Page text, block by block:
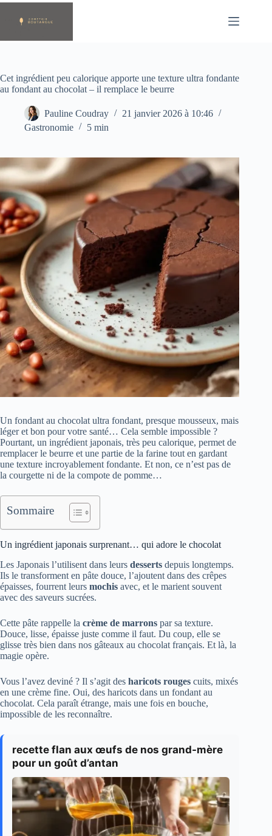
Passer
contenu
Cet ingrédient peu calorique apporte une texture ultra fondante
au fondant au chocolat – il remplace le beurre
Pauline Coudray
21 janvier 2026 à 10:46
Gastronomie
5 min
Un fondant au chocolat ultra fondant, presque mousseux, mais
léger et bon pour votre santé… Cela semble impossible ?
Pourtant, un ingrédient japonais, très peu calorique, permet de
remplacer le beurre et une partie de la farine tout en gardant
une texture incroyablement fondante. Et non, ce n’est pas de
la courgette ni de la compote de pomme…
Sommaire
Un ingrédient japonais surprenant… qui adore le chocolat
Les Japonais l’utilisent dans leurs desserts depuis longtemps.
Ils le transforment en pâte douce, l’ajoutent dans des crêpes
épaisses, fourrent leurs mochis avec, et le marient souvent
avec des saveurs sucrées.
Cette pâte rappelle la crème de marrons par sa texture.
Douce, lisse, épaisse juste comme il faut. Du coup, elle se
glisse très bien dans nos gâteaux au chocolat français. Et là, la
magie opère.
Vous l’avez deviné ? Il s’agit des haricots rouges cuits, mixés
en une crème fine. Oui, des haricots dans un fondant au
chocolat. Cela paraît étrange, mais une fois en bouche,
impossible de les reconnaître.
recette flan aux œufs de nos grand-mère
pour un goût d’antan